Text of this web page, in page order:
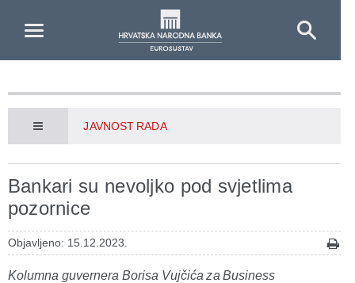
JAVNOST RADA
Bankari su nevoljko pod svjetlima
pozornice
Objavljeno: 15.12.2023.
Kolumna guvernera Borisa Vujčića za Business